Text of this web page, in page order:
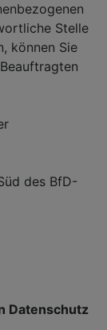
Stelle
können Sie
des BfD-
Datenschutz